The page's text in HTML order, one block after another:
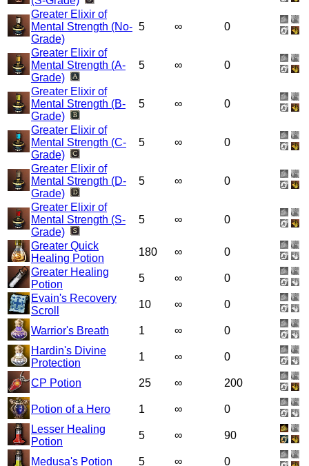
Greater Elixir of
Mental Strength (No-
Grade)
5 ∞ 0
Greater Elixir of
Mental Strength (A-
Grade)
5 ∞ 0
Greater Elixir of
Mental Strength (B-
Grade)
5 ∞ 0
Greater Elixir of
Mental Strength (C-
Grade)
5 ∞ 0
Greater Elixir of
Mental Strength (D-
Grade)
5 ∞ 0
Greater Elixir of
Mental Strength (S-
Grade)
5 ∞ 0
Greater Quick
Healing Potion
180 ∞
0
Greater Healing
Potion
5 ∞
0
Evain's Recovery
Scroll
10 ∞ 0
Warrior's Breath 1 ∞
0
Hardin's Divine
Protection
1 ∞ 0
CP Potion 25 ∞ 200
Potion of a Hero 1 ∞
0
Lesser Healing
Potion
5 ∞ 90
Medusa's Potion 5 ∞ 0